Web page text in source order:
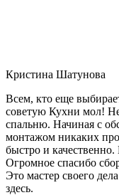
Кристина Шатунова
Всем, кто еще
советую Кухни мол!
спальню. Начиная с
монтажом никаких
быстро и
Огромное спасибо
Это мастер своего
здесь.